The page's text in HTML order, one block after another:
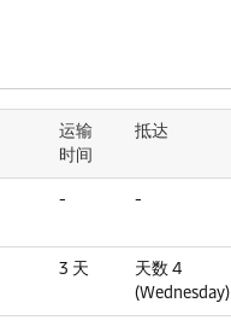
运输
时间
抵达
- -
3 天
天数 4
(Wednesday)